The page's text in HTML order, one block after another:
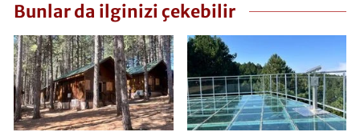
Bunlar da ilginizi çekebilir